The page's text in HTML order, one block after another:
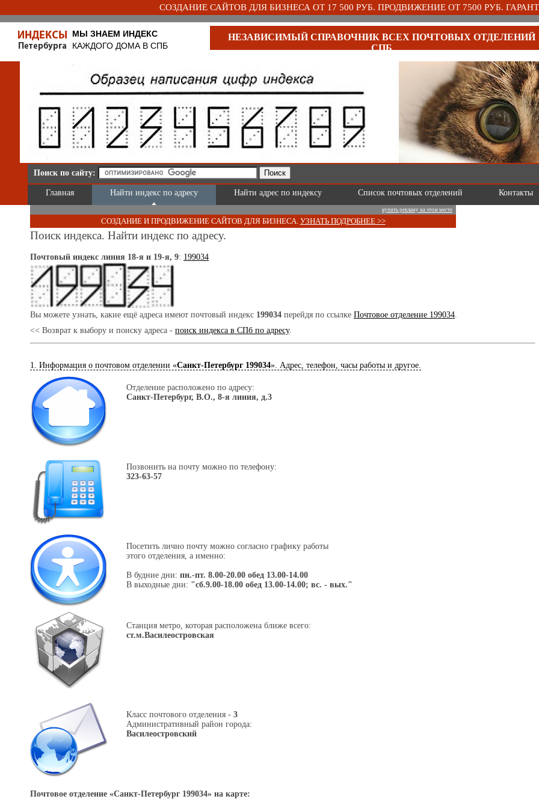
СОЗДАНИЕ САЙТОВ ДЛЯ БИЗНЕСА ОТ 17 500 РУБ. ПРОДВИЖЕНИЕ ОТ 7500 РУБ.
МЫ ЗНАЕМ ИНДЕКС
КАЖДОГО ДОМА В СПБ
НЕЗАВИСИМЫЙ СПРАВОЧНИК ВСЕХ ПОЧТОВЫХ ОТДЕЛЕНИЙ
СПБ
Поиск по сайту:
Главная Найти индекс по адресу Найти адрес по индексу Список почтовых отделений Контакты
купить рекламу на этом месте
СОЗДАНИЕ И ПРОДВИЖЕНИЕ САЙТОВ ДЛЯ БИЗНЕСА. УЗНАТЬ ПОДРОБНЕЕ >>
Поиск индекса. Найти индекс по адресу.
Почтовый индекс линия 18-я и 19-я, 9: 199034
Вы можете узнать, какие ещё адреса имеют почтовый индекс 199034 перейдя по ссылке Почтовое отделение 199034
<< Возврат к выбору и поиску адреса - поиск индекса в СПб по адресу.
1. Информация о почтовом отделении «Санкт-Петербург 199034». Адрес, телефон, часы работы и другое.
Отделение расположено по адресу:
Санкт-Петербург, В.О., 8-я линия, д.3
Позвонить на почту можно по телефону:
323-63-57
Посетить лично почту можно согласно графику работы
этого отделения, а именно:
В будние дни: пн.-пт. 8.00-20.00 обед 13.00-14.00
В выходные дни: "сб.9.00-18.00 обед 13.00-14.00; вс. - вых."
Станция метро, которая расположена ближе всего:
ст.м.Василеостровская
Класс почтового отделения - 3
Административный район города:
Василеостровский
Почтовое отделение «Санкт-Петербург 199034» на карте: